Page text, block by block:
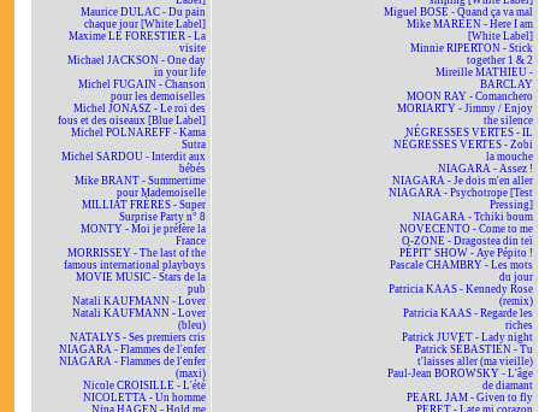
Maurice DULAC - Du pain
chaque jour [White Label]
Maxime LE FORESTIER - La
visite
Michael JACKSON - One day
in your life
Michel FUGAIN - Chanson
pour les demoiselles
Michel JONASZ - Le roi des
fous et des oiseaux [Blue Label]
Michel POLNAREFF - Kama
Sutra
Michel SARDOU - Interdit aux
bébés
Mike BRANT - Summertime
pour Mademoiselle
MILLIAT FRÈRES - Super
Surprise Party n° 8
MONTY - Moi je préfère la
France
MORRISSEY - The last of the
famous international playboys
MOVIE MUSIC - Stars de la
pub
Natali KAUFMANN - Lover
Natali KAUFMANN - Lover
(bleu)
NATALYS - Ses premiers cris
NIAGARA - Flammes de l'enfer
NIAGARA - Flammes de l'enfer
(maxi)
Nicole CROISILLE - L'été
NICOLETTA - Un homme
Nina HAGEN - Hold me
Miguel BOSÉ - Quand ça va mal
Mike MAREEN - Here I am
[White Label]
Minnie RIPERTON - Stick
together 1 & 2
Mireille MATHIEU -
BARCLAY
MOON RAY - Comanchero
MORIARTY - Jimmy / Enjoy
the silence
NÉGRESSES VERTES - IL
NÉGRESSES VERTES - Zobi
la mouche
NIAGARA - Assez !
NIAGARA - Je dois m'en aller
NIAGARA - Psychotrope [Test
Pressing]
NIAGARA - Tchiki boum
NOVECENTO - Come to me
O-ZONE - Dragostea din teï
PÉPIT' SHOW - Aye Pépito !
Pascale CHAMBRY - Les mots
du jour
Patricia KAAS - Kennedy Rose
(remix)
Patricia KAAS - Regarde les
riches
Patrick JUVET - Lady night
Patrick SÉBASTIEN - Tu
t'laisses aller (ma vieille)
Paul-Jean BOROWSKY - L'âge
de diamant
PEARL JAM - Given to fly
PERET - Late mi corazon